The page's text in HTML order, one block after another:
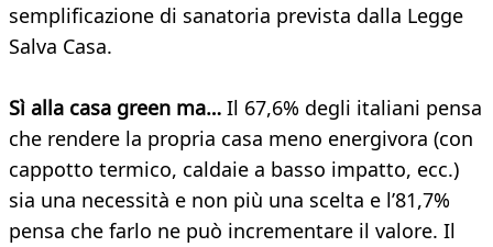
semplificazione di sanatoria prevista dalla Legge
Salva Casa.
Sì alla casa green ma… Il 67,6% degli italiani pensa
che rendere la propria casa meno energivora (con
cappotto termico, caldaie a basso impatto, ecc.)
sia una necessità e non più una scelta e l’81,7%
pensa che farlo ne può incrementare il valore. Il